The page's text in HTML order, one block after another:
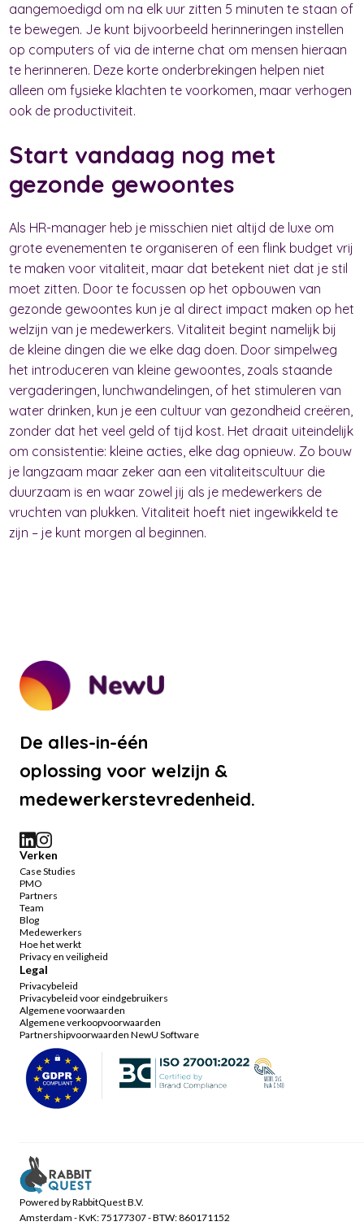
aangemoedigd om na elk uur zitten 5 minuten te staan of
te bewegen. Je kunt bijvoorbeeld herinneringen instellen
op computers of via de interne chat om mensen hieraan
te herinneren. Deze korte onderbrekingen helpen niet
alleen om fysieke klachten te voorkomen, maar verhogen
ook de productiviteit.
Start vandaag nog met
gezonde gewoontes
Als HR-manager heb je misschien niet altijd de luxe om
grote evenementen te organiseren of een flink budget vrij
te maken voor vitaliteit, maar dat betekent niet dat je stil
moet zitten. Door te focussen op het opbouwen van
gezonde gewoontes kun je al direct impact maken op het
welzijn van je medewerkers. Vitaliteit begint namelijk bij
de kleine dingen die we elke dag doen. Door simpelweg
het introduceren van kleine gewoontes, zoals staande
vergaderingen, lunchwandelingen, of het stimuleren van
water drinken, kun je een cultuur van gezondheid creëren,
zonder dat het veel geld of tijd kost. Het draait uiteindelijk
om consistentie: kleine acties, elke dag opnieuw. Zo bouw
je langzaam maar zeker aan een vitaliteitscultuur die
duurzaam is en waar zowel jij als je medewerkers de
vruchten van plukken. Vitaliteit hoeft niet ingewikkeld te
zijn – je kunt morgen al beginnen.
De alles-in-één
oplossing voor welzijn &
medewerkerstevredenheid.
Verken
Case Studies
PMO
Partners
Team
Blog
Medewerkers
Hoe het werkt
Privacy en veiligheid
Legal
Privacybeleid
Privacybeleid voor eindgebruikers
Algemene voorwaarden
Algemene verkoopvoorwaarden
Partnershipvoorwaarden NewU Software
Powered by RabbitQuest B.V.
Amsterdam - KvK: 75177307 - BTW: 860171152